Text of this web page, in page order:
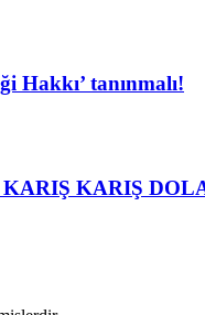
Hakkı’ tanınmalı!
KARIŞ